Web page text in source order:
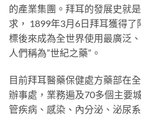
的產業集團。拜耳的發展史就
求， 1899年3月6日拜耳獲得
標後來成為全世界使用最廣泛
人們稱為”世紀之藥”。
目前拜耳醫藥保健處方藥部在
辦事處，業務遍及70多個主要
管疾病、感染、內分泌、泌尿